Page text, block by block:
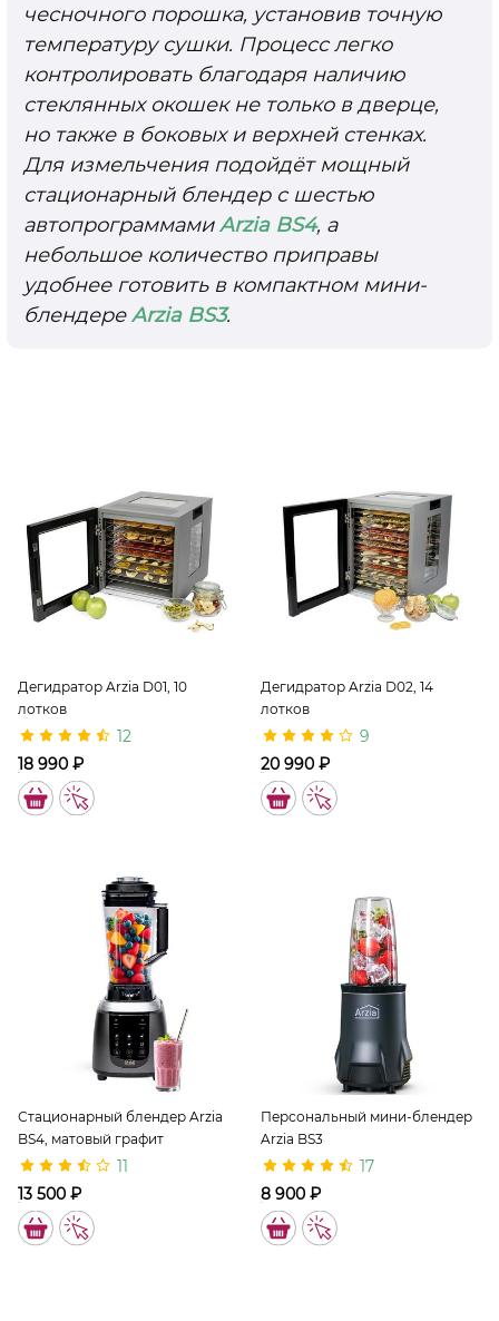
чесночного порошка, установив точную
температуру сушки. Процесс легко
контролировать благодаря наличию
стеклянных окошек не только в дверце,
но также в боковых и верхней стенках.
Для измельчения подойдёт мощный
стационарный блендер с шестью
автопрограммамиArzia BS4, а
небольшое количество приправы
удобнее готовить в компактном мини-
блендереArzia BS3.
Дегидратор Arzia D01, 10
лотков
12
18 990 ₽
Дегидратор Arzia D02, 14
лотков
9
20 990 ₽
Стационарный блендер Arzia
BS4, матовый графит
11
13 500 ₽
Персональный мини-блендер
Arzia BS3
17
8 900 ₽